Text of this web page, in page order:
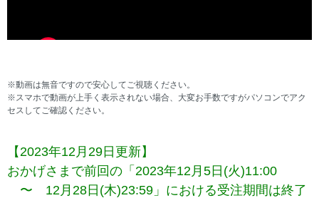
※動画は無音ですので安心してご視聴ください。
※スマホで動画が上手く表示されない場合、大変お手数ですがパソコンでアク
セスしてご確認ください。
【2023年12月29日更新】
おかげさまで前回の「2023年12月5日(火)11:00
〜 12月28日(木)23:59」における受注期間は終了